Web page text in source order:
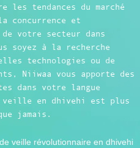
les tendances du marché
concurrence et
votre secteur dans
soyez à la recherche
technologies ou de
Niiwaa vous apporte des
dans votre langue
veille en dhivehi est plus
jamais.
veille révolutionnaire en dhivehi